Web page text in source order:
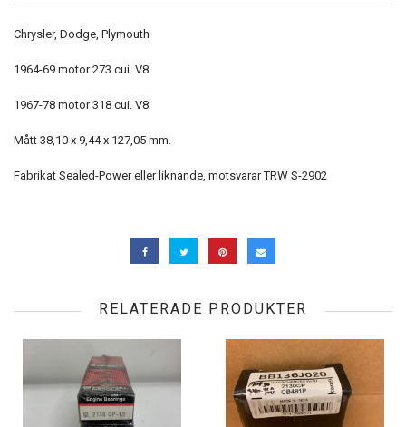
Chrysler, Dodge, Plymouth
1964-69 motor 273 cui. V8
1967-78 motor 318 cui. V8
Mått 38,10 x 9,44 x 127,05 mm.
Fabrikat Sealed-Power eller liknande, motsvarar TRW S-2902
RELATERADE PRODUKTER